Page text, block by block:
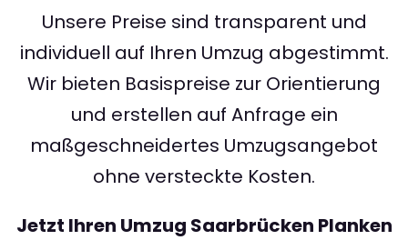
Unsere Preise sind transparent und
individuell auf Ihren Umzug abgestimmt.
Wir bieten Basispreise zur Orientierung
und erstellen auf Anfrage ein
maßgeschneidertes Umzugsangebot
ohne versteckte Kosten.
Jetzt Ihren Umzug Saarbrücken Planken